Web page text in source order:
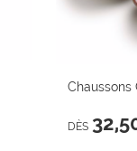
Chaussons
DÈS